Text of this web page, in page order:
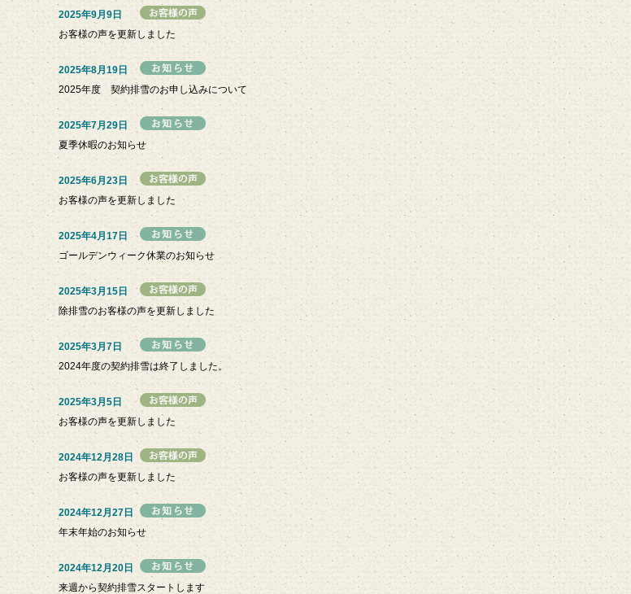
2025年9月9日
お客様の声を更新しました
2025年8月19日
2025年度 契約排雪のお申し込みについて
2025年7月29日
夏季休暇のお知らせ
2025年6月23日
お客様の声を更新しました
2025年4月17日
ゴールデンウィーク休業のお知らせ
2025年3月15日
除排雪のお客様の声を更新しました
2025年3月7日
2024年度の契約排雪は終了しました。
2025年3月5日
お客様の声を更新しました
2024年12月28日
お客様の声を更新しました
2024年12月27日
年末年始のお知らせ
2024年12月20日
来週から契約排雪スタートします